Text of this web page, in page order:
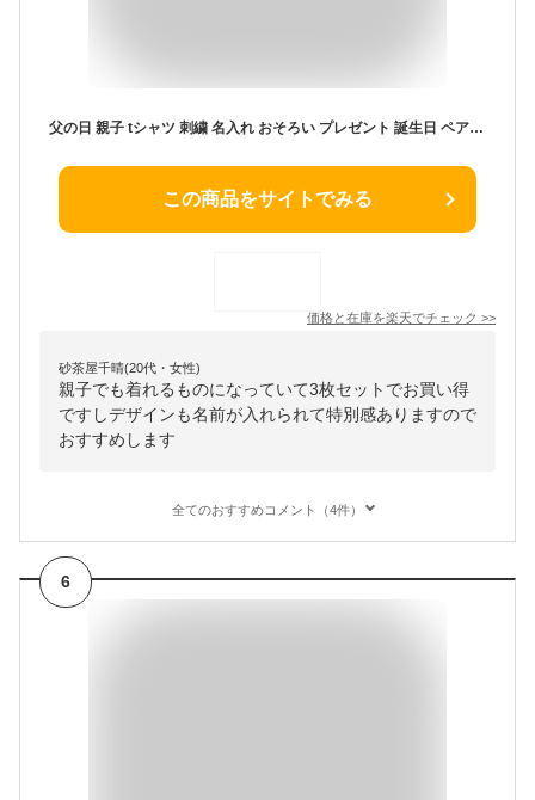
父の日 親子 tシャツ 刺繍 名入れ おそろい プレゼント 誕生日 ペア 名入れ ペアルック ペアtシャツ ブランド 家族 お揃い キャンプ 3枚セット 親子コーデ 親子ペア おしゃれ ロンパース 夏 赤ちゃん パパ 男の子 女の子 沖縄 70 親子お揃いTシャツ
この商品をサイトでみる
価格と在庫を楽天でチェック >>
砂茶屋千晴(20代・女性)
親子でも着れるものになっていて3枚セットでお買い得
ですしデザインも名前が入れられて特別感ありますので
おすすめします
全てのおすすめコメント（4件）
6